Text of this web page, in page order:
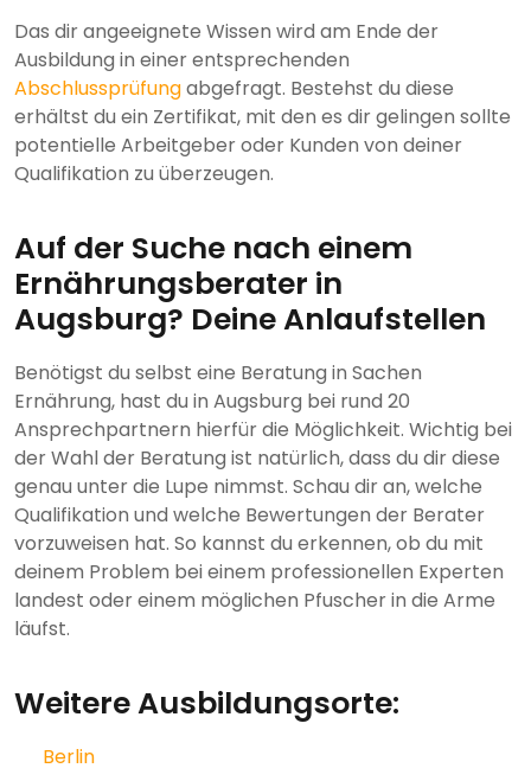
Das dir angeeignete Wissen wird am Ende der
Ausbildung in einer entsprechenden
Abschlussprüfungabgefragt. Bestehst du diese
erhältst du ein Zertifikat, mit den es dir gelingen sollte
potentielle Arbeitgeber oder Kunden von deiner
Qualifikation zu überzeugen.
Auf der Suche nach einem
Ernährungsberater in
Augsburg? Deine Anlaufstellen
Benötigst du selbst eine Beratung in Sachen
Ernährung, hast du in Augsburg bei rund 20
Ansprechpartnern hierfür die Möglichkeit. Wichtig bei
der Wahl der Beratung ist natürlich, dass du dir diese
genau unter die Lupe nimmst. Schau dir an, welche
Qualifikation und welche Bewertungen der Berater
vorzuweisen hat. So kannst du erkennen, ob du mit
deinem Problem bei einem professionellen Experten
landest oder einem möglichen Pfuscher in die Arme
läufst.
Weitere Ausbildungsorte:
Berlin